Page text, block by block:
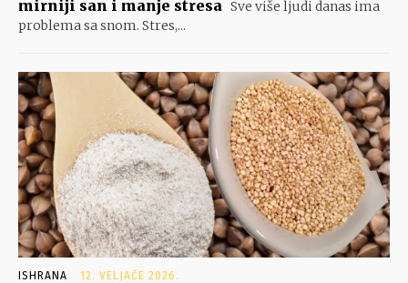
mirniji san i manje stresa Sve više ljudi danas ima
problema sa snom. Stres,...
ISHRANA 12. VELJAČE 2026.